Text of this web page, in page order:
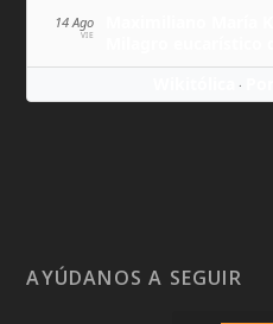
14 Ago
VIE
·
AYÚDANOS A SEGUIR